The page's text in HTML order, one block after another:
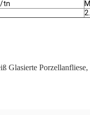
tn
Glasierte Porzellanfliese,